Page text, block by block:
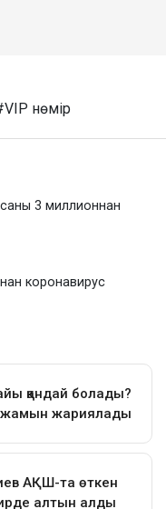
нөмір
3 миллионнан
коронавирус